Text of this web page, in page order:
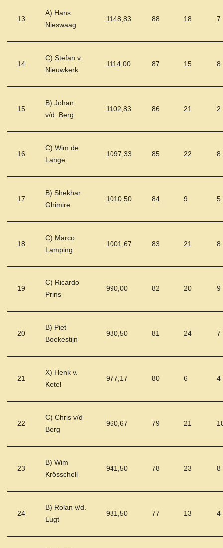
13
A) Hans
Nieswaag
1148,83 88 18 7
14
C) Stefan v.
Nieuwkerk
1114,00 87 15 8
15
B) Johan
v/d. Berg
1102,83 86 21 2
16
C) Wim de
Lange
1097,33 85 22 8
17
B) Shekhar
Ghimire
1010,50 84 9 5
18
C) Marco
Lamping
1001,67 83 21 8
19
C) Ricardo
Prins
990,00 82 20 9
20
B) Piet
Boekestijn
980,50 81 24 7
21
X) Henk v.
Ketel
977,17 80 6 4
22
C) Chris v/d
Berg
960,67 79 21
23
B) Wim
Krösschell
941,50 78 23 8
24
B) Rolan v/d.
Lugt
931,50 77 13 4